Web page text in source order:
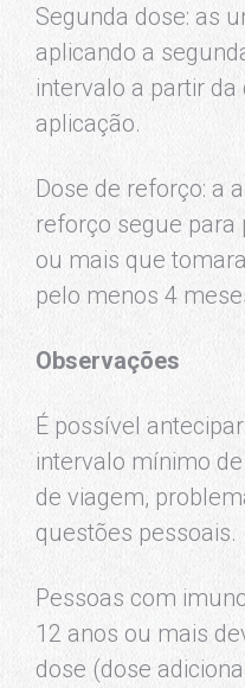
Segunda dose: as
aplicando a
intervalo a partir da
aplicação.
Dose de reforço: a
reforço segue para
ou mais que
pelo menos 4
Observações
É possível
intervalo mínimo
de viagem,
questões pessoais.
Pessoas com
12 anos ou mais
dose (dose